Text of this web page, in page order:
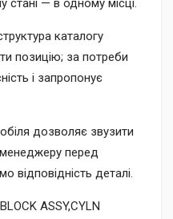
стані — в одному місці.
каталогу
позицію; за потреби
і запропонує
дозволяє звузити
менеджеру перед
відповідність деталі.
ASSY,CYLN